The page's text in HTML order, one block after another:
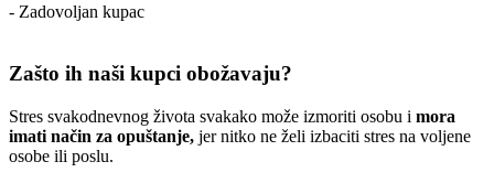
- Zadovoljan kupac
Zašto ih naši kupci obožavaju?
Stres svakodnevnog života svakako može izmoriti osobu i mora
imati način za opuštanje, jer nitko ne želi izbaciti stres na voljene
osobe ili poslu.